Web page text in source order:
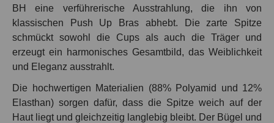
BH eine verführerische Ausstrahlung, die ihn von
klassischen Push Up Bras abhebt. Die zarte Spitze
schmückt sowohl die Cups als auch die Träger und
erzeugt ein harmonisches Gesamtbild, das Weiblichkeit
und Eleganz ausstrahlt.
Die hochwertigen Materialien (88% Polyamid und 12%
Elasthan) sorgen dafür, dass die Spitze weich auf der
Haut liegt und gleichzeitig langlebig bleibt. Der Bügel und